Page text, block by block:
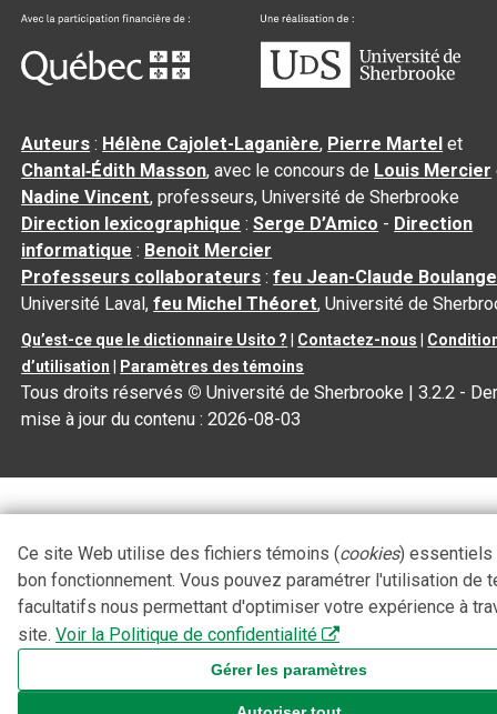
Auteurs : Hélène Cajolet-Laganière, Pierre Martel et
Chantal‑Édith Masson, avec le concours de Louis Mercier
Nadine Vincent, professeurs, Université de Sherbrooke
Direction lexicographique :Serge D’Amico - Direction
informatique : Benoit Mercier
Professeurs collaborateurs :feu Jean-Claude
Université Laval,feu Michel Théoret, Université de
Qu’est-ce que le dictionnaire Usito ? Contactez-nous
d’utilisation
Paramètres des témoins
Tous droits réservés © Université de Sherbrooke |3.2.2 -
mise à jour du contenu :2026-08-03
Ce site Web utilise des fichiers témoins (cookies) essentiels
bon fonctionnement. Vous pouvez paramétrer l'utilisation de
facultatifs nous permettant d'optimiser votre expérience à
site. Voir la Politique de confidentialité
Gérer les paramètres